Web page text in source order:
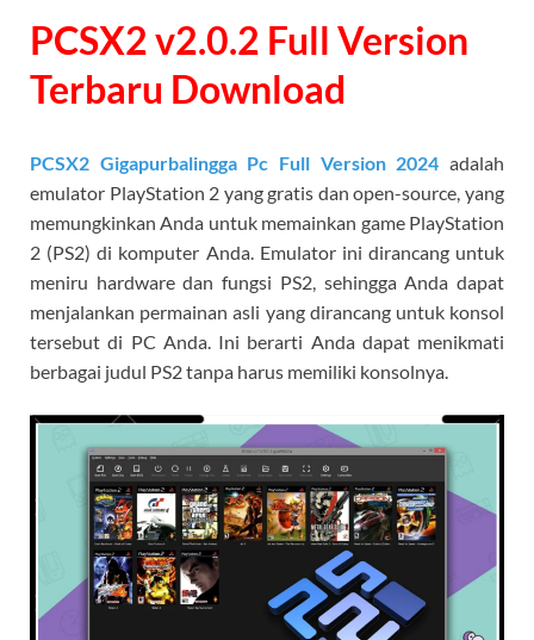
PCSX2 v2.0.2 Full Version
Terbaru Download
PCSX2 Gigapurbalingga Pc Full Version 2024 adalah
emulator PlayStation 2 yang gratis dan open-source, yang
memungkinkan Anda untuk memainkan game PlayStation
2 (PS2) di komputer Anda. Emulator ini dirancang untuk
meniru hardware dan fungsi PS2, sehingga Anda dapat
menjalankan permainan asli yang dirancang untuk konsol
tersebut di PC Anda. Ini berarti Anda dapat menikmati
berbagai judul PS2 tanpa harus memiliki konsolnya.